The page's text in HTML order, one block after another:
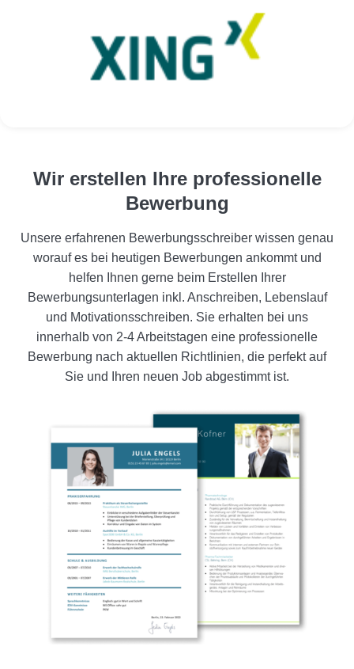
Wir erstellen Ihre professionelle
Bewerbung
Unsere erfahrenen Bewerbungsschreiber wissen genau
worauf es bei heutigen Bewerbungen ankommt und
helfen Ihnen gerne beim Erstellen Ihrer
Bewerbungsunterlagen inkl. Anschreiben, Lebenslauf
und Motivationsschreiben. Sie erhalten bei uns
innerhalb von 2-4 Arbeitstagen eine professionelle
Bewerbung nach aktuellen Richtlinien, die perfekt auf
Sie und Ihren neuen Job abgestimmt ist.